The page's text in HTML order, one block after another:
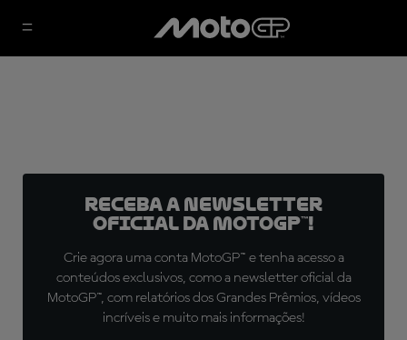
Receba a newsletter
oficial da MotoGP™!
Crie agora uma conta MotoGP™ e tenha acesso a
conteúdos exclusivos, como a newsletter oficial da
MotoGP™, com relatórios dos Grandes Prêmios, vídeos
incríveis e muito mais informações!